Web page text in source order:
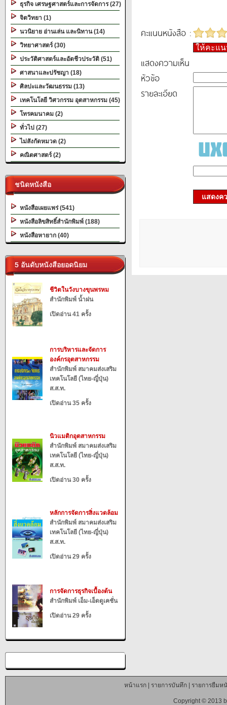
ธุรกิจ เศรษฐศาสตร์และการจัดการ (27)
จิตวิทยา (1)
นวนิยาย อ่านเล่น และนิทาน (14)
วิทยาศาสตร์ (30)
ประวัติศาสตร์และอัตชีวประวัติ (51)
ศาสนาและปรัชญา (18)
ศิลปะและวัฒนธรรม (13)
เทคโนโลยี วิศวกรรม อุตสาหกรรม (45)
โทรคมนาคม (2)
ทั่วไป (27)
ไม่สังกัดหมวด (2)
คณิตศาสตร์ (2)
ชนิดหนังสือ
หนังสือเผยแพร่ (541)
หนังสือลิขสิทธิ์สำนักพิมพ์ (188)
หนังสือหายาก (40)
5 อันดับหนังสือยอดนิยม
ชีวิตในวังบางขุนพรหม
สำนักพิมพ์ น้ำฝน
เปิดอ่าน 41 ครั้ง
การบริหารและจัดการ
องค์กรอุตสาหกรรม
สำนักพิมพ์ สมาคมส่งเสริม
เทคโนโลยี (ไทย-ญี่ปุ่น)
ส.ส.ท.
เปิดอ่าน 35 ครั้ง
นิวแมติกอุตสาหกรรม
สำนักพิมพ์ สมาคมส่งเสริม
เทคโนโลยี (ไทย-ญี่ปุ่น)
ส.ส.ท.
เปิดอ่าน 30 ครั้ง
หลักการจัดการสิ่งแวดล้อม
สำนักพิมพ์ สมาคมส่งเสริม
เทคโนโลยี (ไทย-ญี่ปุ่น)
ส.ส.ท.
เปิดอ่าน 29 ครั้ง
การจัดการธุรกิจเบื้องต้น
สำนักพิมพ์ เอ็ม-เอ็ดดูเคชั่น
เปิดอ่าน 29 ครั้ง
คะแนนหนังสือ :
ให้คะแ
แสดงความเห็น
หัวข้อ
รายละเอียด
แสดงค
หน้าแรก| รายการบันทึก| รายการยืมห
Copyright © 2013